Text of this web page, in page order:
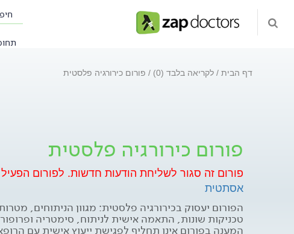
דף הבית לקריאה בלבד (0) פורום כירורגיה פלסטית
פורום כירורגיה פלסטית
פורום זה סגור לשליחת הודעות חדשות. לפורום
אסתטית
הפורום יעסוק בכירורגיה פלסטית: מגוון הניתוחים,
טכניקות שונות, התאמה אישית לניתוח, סימטריה
המענה בפורום אינו תחליף לפגישת ייעוץ אישית עם